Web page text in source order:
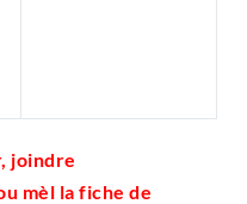
joindre
mèl la fiche de